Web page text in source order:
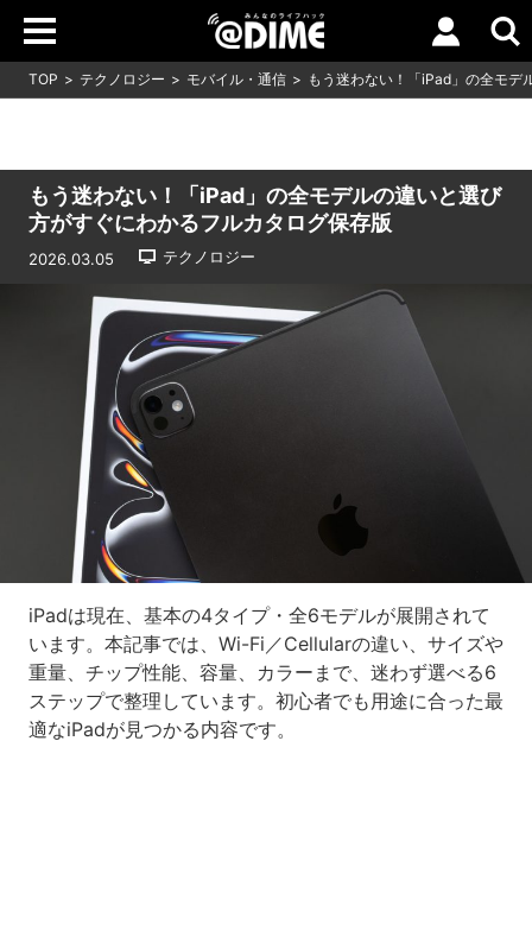
TOP テクノロジー モバイル・通信 もう迷わない！「iPad」の全モデ
もう迷わない！「iPad」の全モデルの違いと選び
方がすぐにわかるフルカタログ保存版
2026.03.05 テクノロジー
iPadは現在、基本の4タイプ・全6モデルが展開されて
います。本記事では、Wi-Fi／Cellularの違い、サイズや
重量、チップ性能、容量、カラーまで、迷わず選べる6
ステップで整理しています。初心者でも用途に合った最
適なiPadが見つかる内容です。